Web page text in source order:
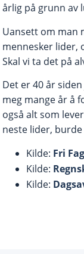
årlig på grunn av
Uansett om man
mennesker lider,
Skal vi ta det på
Det er 40 år
meg mange år å
også alt som
neste lider,
Kilde: Fri
Kilde:
Kilde: